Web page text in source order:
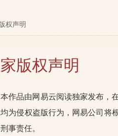
权声明
版权声明
本作品由网易云阅读独家发布，
为侵权盗版行为，网易公司将
事责任。